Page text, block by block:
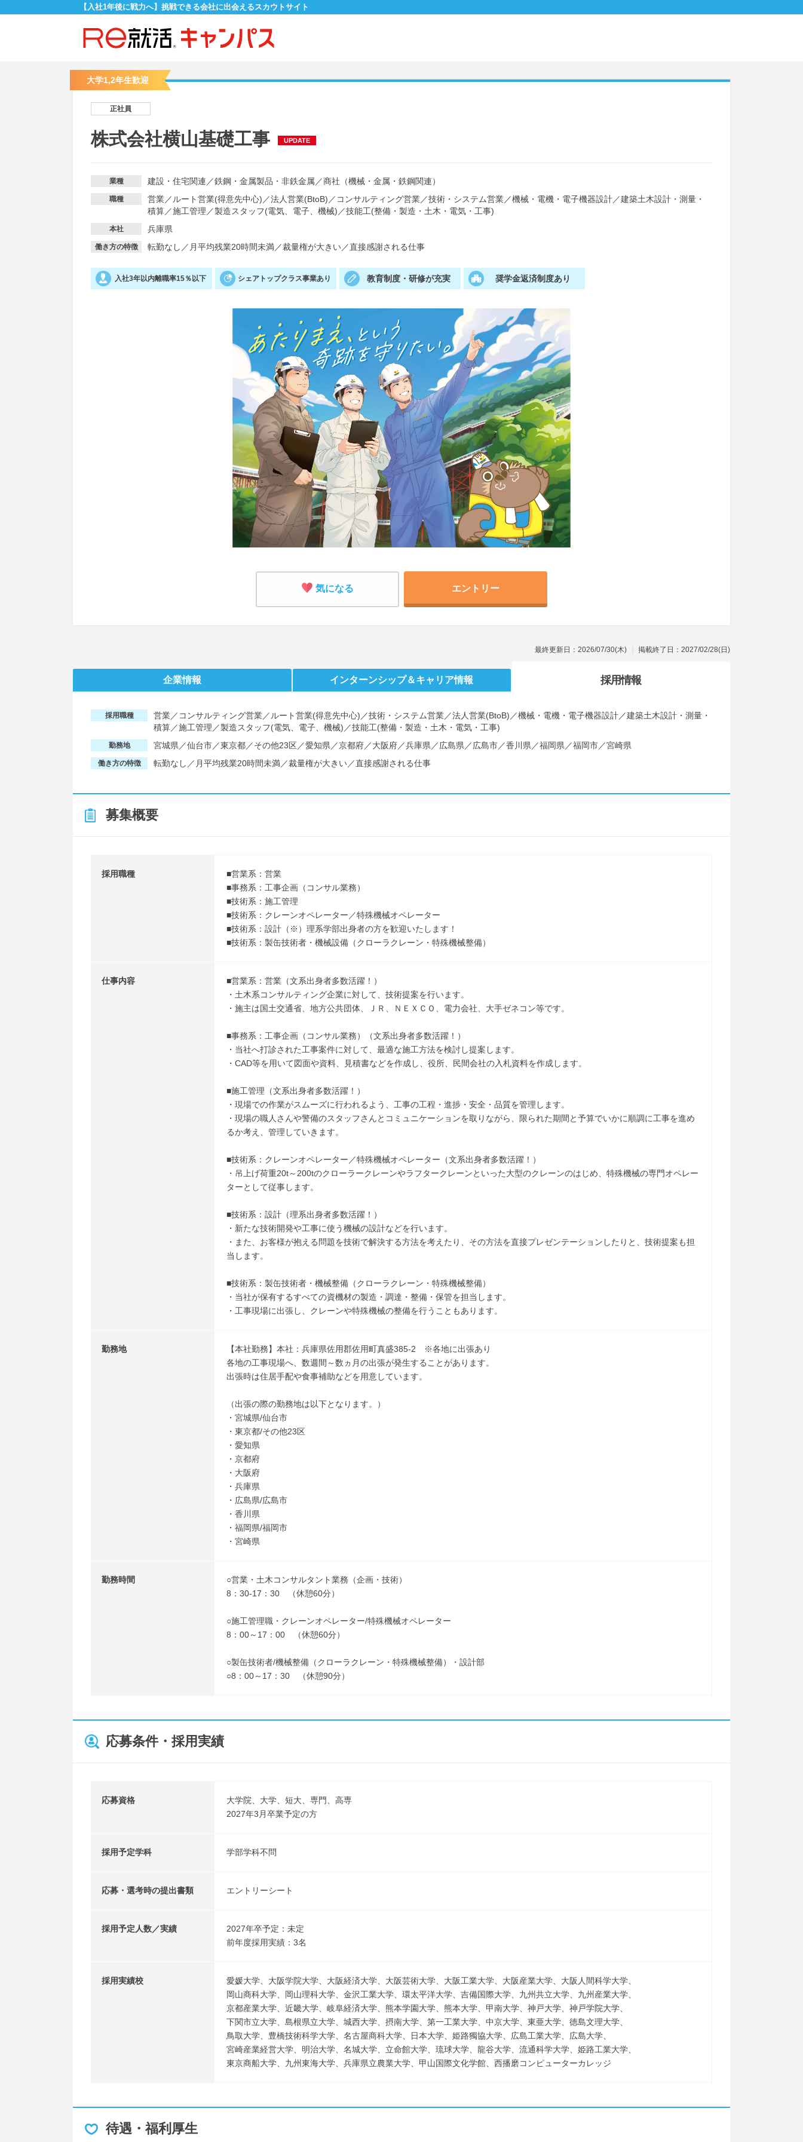
【入社1年後に戦力へ】挑戦できる会社に出会えるスカウトサイト
大学1,2年生歓迎
正社員
株式会社横山基礎工事 UPDATE
業種 建設・住宅関連 ／鉄鋼・金属製品・非鉄金属 ／商社（機械・金属・鉄鋼関連）
職種 営業／ ルート営業(得意先中心) ／法人営業(BtoB) ／ コンサルティング営業／技術・システム営業／機械・電機・電子機器設計／建築土木設計・測量・
積算／施工管理 ／製造スタッフ(電気、電子、機械) ／技能工(整備・製造・土木・電気・工事)
本社 兵庫県
働き方の特徴 転勤なし ／ 月平均残業20時間未満／裁量権が大きい／直接感謝される仕事
入社3年以内離職率15％以下 シェアトップクラス事業あり 教育制度・研修が充実 奨学金返済制度あり
気になる エントリー
最終更新日：2026/07/30(木) 掲載終了日：2027/02/28(日)
企業情報 インターンシップ＆キャリア情報 採用情報
採用職種
営業／コンサルティング営業／ルート営業(得意先中心)／技術・システム営業／法人営業(BtoB)／機械・電機・電子機器設計／建築土木設計・測量・
積算／施工管理／製造スタッフ(電気、電子、機械)／技能工(整備・製造・土木・電気・工事)
勤務地 宮城県／仙台市／東京都／その他23区／愛知県／京都府／大阪府／兵庫県／広島県／広島市／香川県／福岡県／福岡市／宮崎県
働き方の特徴 転勤なし／月平均残業20時間未満／裁量権が大きい／直接感謝される仕事
募集概要
採用職種
■営業系：営業
■事務系：工事企画（コンサル業務）
■技術系：施工管理
■技術系：クレーンオペレーター／特殊機械オペレーター
■技術系：設計（※）理系学部出身者の方を歓迎いたします！
■技術系：製缶技術者・機械設備（クローラクレーン・特殊機械整備）
仕事内容
■営業系：営業（文系出身者多数活躍！）
・土木系コンサルティング企業に対して、技術提案を行います。
・施主は国土交通省、地方公共団体、ＪＲ、ＮＥＸＣＯ、電力会社、大手ゼネコン等です。
■事務系：工事企画（コンサル業務）（文系出身者多数活躍！）
・当社へ打診された工事案件に対して、最適な施工方法を検討し提案します。
・CAD等を用いて図面や資料、見積書などを作成し、役所、民間会社の入札資料を作成します。
■施工管理（文系出身者多数活躍！）
・現場での作業がスムーズに行われるよう、工事の工程・進捗・安全・品質を管理します。
・現場の職人さんや警備のスタッフさんとコミュニケーションを取りながら、限られた期間と予算でいかに順調に工事を進め
るか考え、管理していきます。
■技術系：クレーンオペレーター／特殊機械オペレーター（文系出身者多数活躍！）
・吊上げ荷重20t～200tのクローラークレーンやラフタークレーンといった大型のクレーンのはじめ、特殊機械の専門オペレー
ターとして従事します。
■技術系：設計（理系出身者多数活躍！）
・新たな技術開発や工事に使う機械の設計などを行います。
・また、お客様が抱える問題を技術で解決する方法を考えたり、その方法を直接プレゼンテーションしたりと、技術提案も担
当します。
■技術系：製缶技術者・機械整備（クローラクレーン・特殊機械整備）
・当社が保有するすべての資機材の製造・調達・整備・保管を担当します。
・工事現場に出張し、クレーンや特殊機械の整備を行うこともあります。
勤務地
【本社勤務】本社：兵庫県佐用郡佐用町真盛385-2 ※各地に出張あり
各地の工事現場へ、数週間～数ヵ月の出張が発生することがあります。
出張時は住居手配や食事補助などを用意しています。
（出張の際の勤務地は以下となります。）
・宮城県/仙台市
・東京都/その他23区
・愛知県
・京都府
・大阪府
・兵庫県
・広島県/広島市
・香川県
・福岡県/福岡市
・宮崎県
勤務時間
○営業・土木コンサルタント業務（企画・技術）
8：30-17：30 （休憩60分）
○施工管理職・クレーンオペレーター/特殊機械オペレーター
8：00～17：00 （休憩60分）
○製缶技術者/機械整備（クローラクレーン・特殊機械整備）・設計部
○8：00～17：30 （休憩90分）
応募条件・採用実績
応募資格
大学院、大学、短大、専門、高専
2027年3月卒業予定の方
採用予定学科 学部学科不問
応募・選考時の提出書類 エントリーシート
採用予定人数／実績
2027年卒予定：未定
前年度採用実績：3名
採用実績校
愛媛大学、大阪学院大学、大阪経済大学、大阪芸術大学、大阪工業大学、大阪産業大学、大阪人間科学大学、
岡山商科大学、岡山理科大学、金沢工業大学、環太平洋大学、吉備国際大学、九州共立大学、九州産業大学、
京都産業大学、近畿大学、岐阜経済大学、熊本学園大学、熊本大学、甲南大学、神戸大学、神戸学院大学、
下関市立大学、島根県立大学、城西大学、摂南大学、第一工業大学、中京大学、東亜大学、徳島文理大学、
鳥取大学、豊橋技術科学大学、名古屋商科大学、日本大学、姫路獨協大学、広島工業大学、広島大学、
宮崎産業経営大学、明治大学、名城大学、立命館大学、琉球大学、龍谷大学、流通科学大学、姫路工業大学、
東京商船大学、九州東海大学、兵庫県立農業大学、甲山国際文化学館、西播磨コンピューターカレッジ
待遇・福利厚生